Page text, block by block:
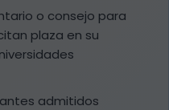
o consejo para
plaza en su
admitidos